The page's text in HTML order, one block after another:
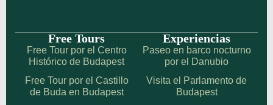
Free Tours
Free Tour por el Centro
Histórico de Budapest
Free Tour por el Castillo
de Buda en Budapest
Experiencias
Paseo en barco nocturno
por el Danubio
Visita el Parlamento de
Budapest